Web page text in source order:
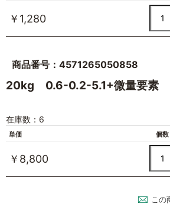
￥1,280
商品番号：4571265050858
20kg 0.6-0.2-5.1+微量要素
在庫数：6
単価 個数
￥8,800
この